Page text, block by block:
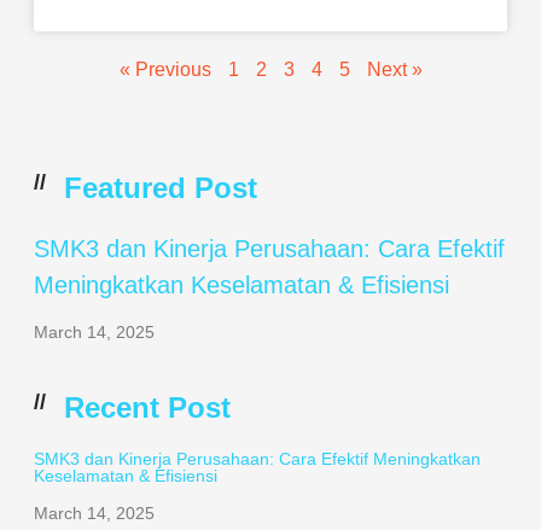
« Previous 1 2 3 4 5 Next »
// Featured Post
SMK3 dan Kinerja Perusahaan: Cara Efektif
Meningkatkan Keselamatan & Efisiensi
March 14, 2025
// Recent Post
SMK3 dan Kinerja Perusahaan: Cara Efektif Meningkatkan
Keselamatan & Efisiensi
March 14, 2025